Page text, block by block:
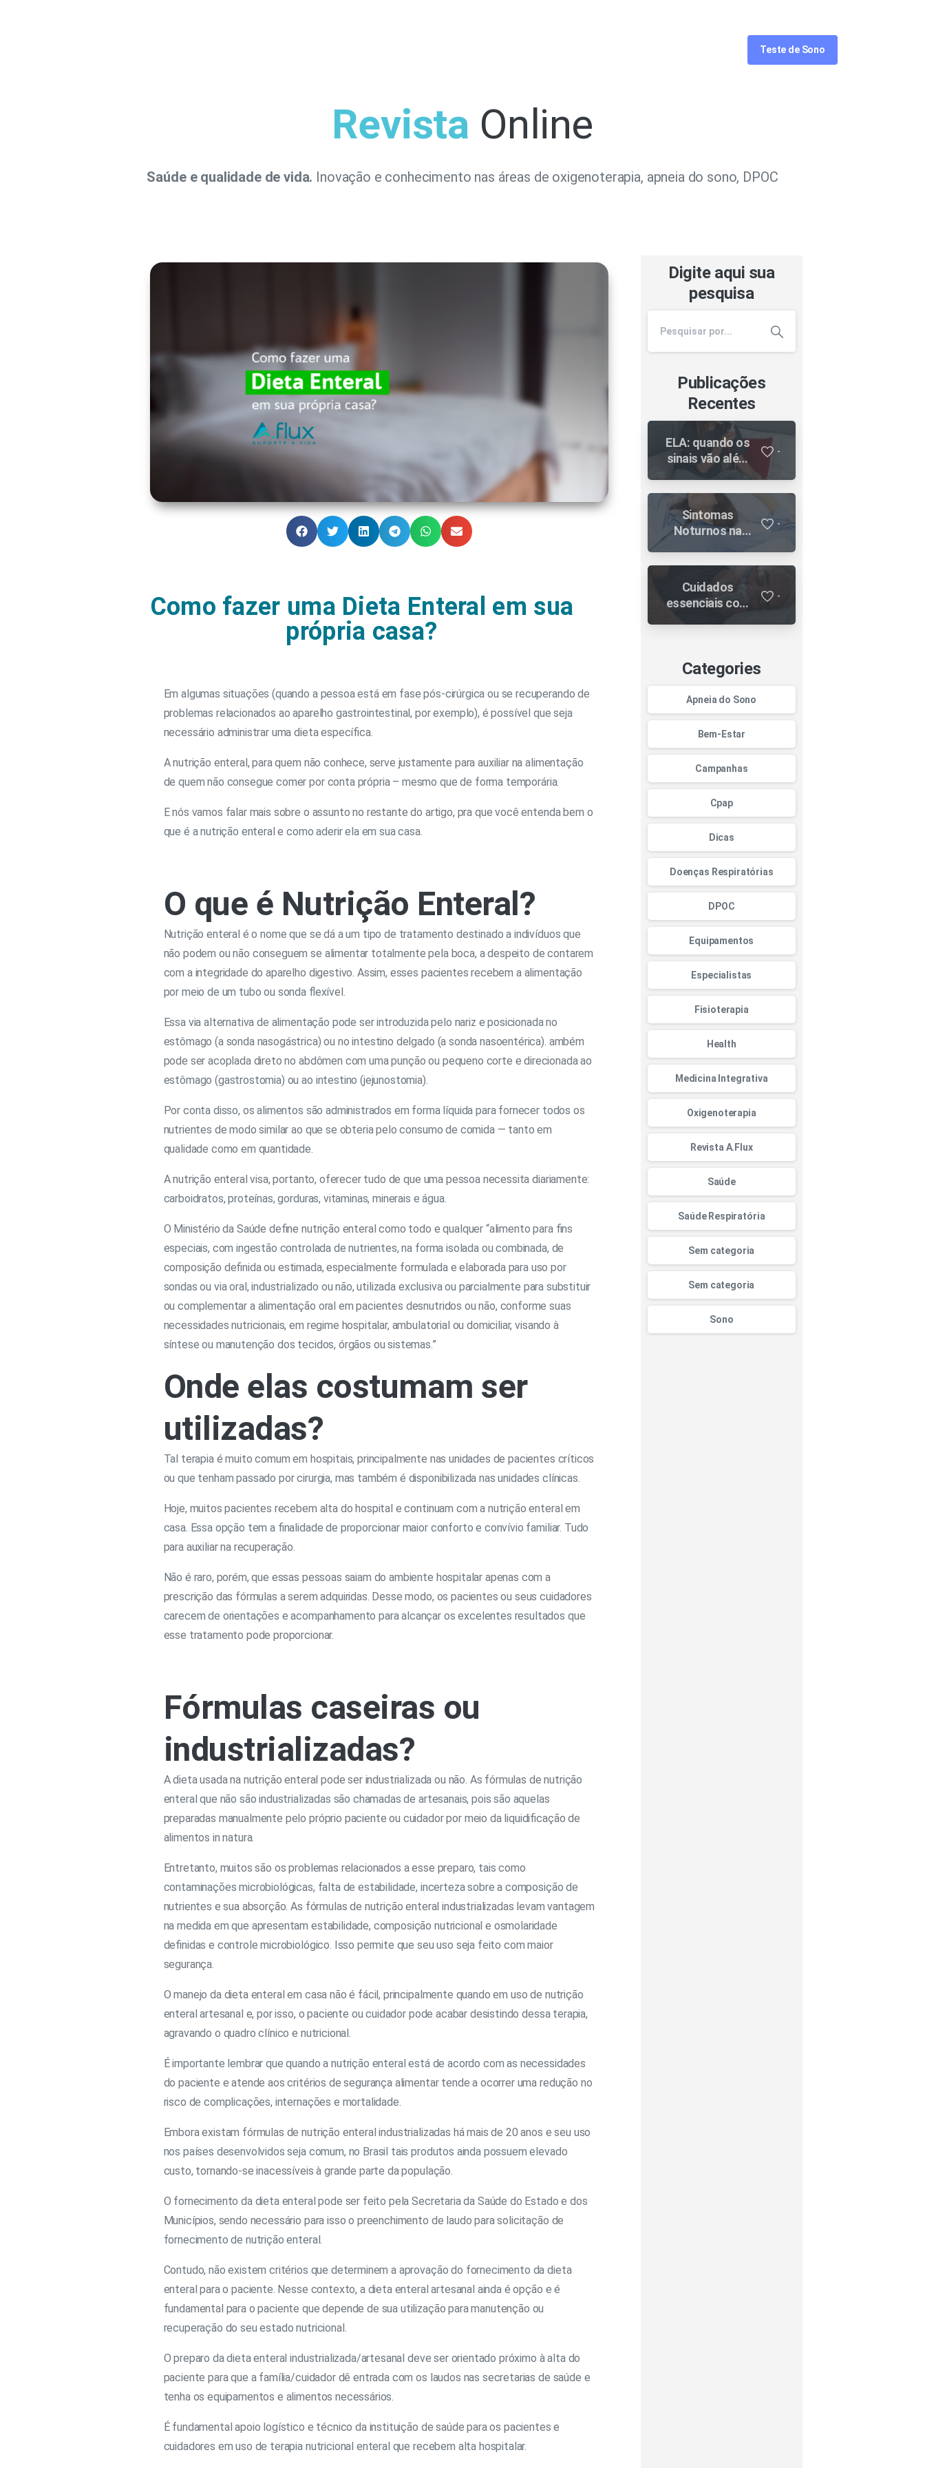
Teste de Sono
Revista Online
Saúde e qualidade de vida. Inovação e conhecimento nas áreas de oxigenoterapia, apneia do sono, DPOC
Como fazer uma Dieta Enteral em sua
própria casa?
Em algumas situações (quando a pessoa está em fase pós-cirúrgica ou se recuperando de
problemas relacionados ao aparelho gastrointestinal, por exemplo), é possível que seja
necessário administrar uma dieta específica.
A nutrição enteral, para quem não conhece, serve justamente para auxiliar na alimentação
de quem não consegue comer por conta própria – mesmo que de forma temporária.
E nós vamos falar mais sobre o assunto no restante do artigo, pra que você entenda bem o
que é a nutrição enteral e como aderir ela em sua casa.
O que é Nutrição Enteral?
Nutrição enteral é o nome que se dá a um tipo de tratamento destinado a indivíduos que
não podem ou não conseguem se alimentar totalmente pela boca, a despeito de contarem
com a integridade do aparelho digestivo. Assim, esses pacientes recebem a alimentação
por meio de um tubo ou sonda flexível.
Essa via alternativa de alimentação pode ser introduzida pelo nariz e posicionada no
estômago (a sonda nasogástrica) ou no intestino delgado (a sonda nasoentérica). ambém
pode ser acoplada direto no abdômen com uma punção ou pequeno corte e direcionada ao
estômago (gastrostomia) ou ao intestino (jejunostomia).
Por conta disso, os alimentos são administrados em forma líquida para fornecer todos os
nutrientes de modo similar ao que se obteria pelo consumo de comida — tanto em
qualidade como em quantidade.
A nutrição enteral visa, portanto, oferecer tudo de que uma pessoa necessita diariamente:
carboidratos, proteínas, gorduras, vitaminas, minerais e água.
O Ministério da Saúde define nutrição enteral como todo e qualquer “alimento para fins
especiais, com ingestão controlada de nutrientes, na forma isolada ou combinada, de
composição definida ou estimada, especialmente formulada e elaborada para uso por
sondas ou via oral, industrializado ou não, utilizada exclusiva ou parcialmente para substituir
ou complementar a alimentação oral em pacientes desnutridos ou não, conforme suas
necessidades nutricionais, em regime hospitalar, ambulatorial ou domiciliar, visando à
síntese ou manutenção dos tecidos, órgãos ou sistemas.”
Onde elas costumam ser
utilizadas?
Tal terapia é muito comum em hospitais, principalmente nas unidades de pacientes críticos
ou que tenham passado por cirurgia, mas também é disponibilizada nas unidades clínicas.
Hoje, muitos pacientes recebem alta do hospital e continuam com a nutrição enteral em
casa. Essa opção tem a finalidade de proporcionar maior conforto e convívio familiar. Tudo
para auxiliar na recuperação.
Não é raro, porém, que essas pessoas saiam do ambiente hospitalar apenas com a
prescrição das fórmulas a serem adquiridas. Desse modo, os pacientes ou seus cuidadores
carecem de orientações e acompanhamento para alcançar os excelentes resultados que
esse tratamento pode proporcionar.
Fórmulas caseiras ou
industrializadas?
A dieta usada na nutrição enteral pode ser industrializada ou não. As fórmulas de nutrição
enteral que não são industrializadas são chamadas de artesanais, pois são aquelas
preparadas manualmente pelo próprio paciente ou cuidador por meio da liquidificação de
alimentos in natura.
Entretanto, muitos são os problemas relacionados a esse preparo, tais como
contaminações microbiológicas, falta de estabilidade, incerteza sobre a composição de
nutrientes e sua absorção. As fórmulas de nutrição enteral industrializadas levam vantagem
na medida em que apresentam estabilidade, composição nutricional e osmolaridade
definidas e controle microbiológico. Isso permite que seu uso seja feito com maior
segurança.
O manejo da dieta enteral em casa não é fácil, principalmente quando em uso de nutrição
enteral artesanal e, por isso, o paciente ou cuidador pode acabar desistindo dessa terapia,
agravando o quadro clínico e nutricional.
É importante lembrar que quando a nutrição enteral está de acordo com as necessidades
do paciente e atende aos critérios de segurança alimentar tende a ocorrer uma redução no
risco de complicações, internações e mortalidade.
Embora existam fórmulas de nutrição enteral industrializadas há mais de 20 anos e seu uso
nos países desenvolvidos seja comum, no Brasil tais produtos ainda possuem elevado
custo, tornando-se inacessíveis à grande parte da população.
O fornecimento da dieta enteral pode ser feito pela Secretaria da Saúde do Estado e dos
Municípios, sendo necessário para isso o preenchimento de laudo para solicitação de
fornecimento de nutrição enteral.
Contudo, não existem critérios que determinem a aprovação do fornecimento da dieta
enteral para o paciente. Nesse contexto, a dieta enteral artesanal ainda é opção e é
fundamental para o paciente que depende de sua utilização para manutenção ou
recuperação do seu estado nutricional.
O preparo da dieta enteral industrializada/artesanal deve ser orientado próximo à alta do
paciente para que a família/cuidador dê entrada com os laudos nas secretarias de saúde e
tenha os equipamentos e alimentos necessários.
É fundamental apoio logístico e técnico da instituição de saúde para os pacientes e
cuidadores em uso de terapia nutricional enteral que recebem alta hospitalar.
Digite aqui sua
pesquisa
Publicações
Recentes
ELA: quando os
sinais vão além
da fraqueza
muscular e por
que o cuidado
respiratório faz
diferença ao
longo da
evolução
-
Sintomas
Noturnos na
Você Não Pode
-
Cuidados
essenciais com
durabilidade e
segurança no
tratamento
-
Categories
Apneia do Sono
Bem-Estar
Campanhas
Cpap
Dicas
Doenças Respiratórias
DPOC
Equipamentos
Especialistas
Fisioterapia
Health
Medicina Integrativa
Oxigenoterapia
Revista A.Flux
Saúde
Saúde Respiratória
Sem categoria
Sem categoria
Sono